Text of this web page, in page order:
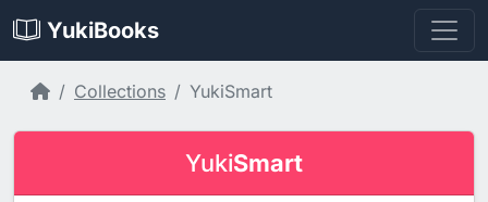
YukiBooks
Accueil
Collections YukiSmart
YukiSmart